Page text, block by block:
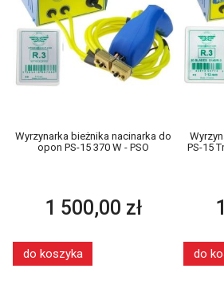
Wyrzynarka bieżnika nacinarka do
opon PS-15 370 W - PSO
1 500,00 zł
do koszyka
PS-15
do